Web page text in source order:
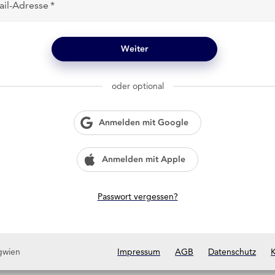
Adresse
Weiter
oder optional
Anmelden mit Google
Anmelden mit Apple
Passwort vergessen?
Impressum AGB Datenschutz